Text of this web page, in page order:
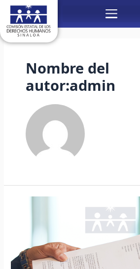
Menú
contenido
Nombre del
autor:admin
RECOMENDACIÓN
AYUNTAMIENTO
Paginación
de